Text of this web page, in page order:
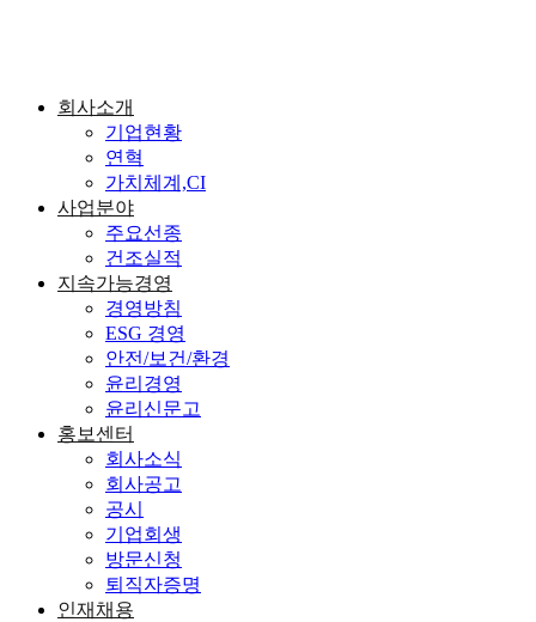
회사소개
기업현황
연혁
가치체계,CI
사업분야
주요선종
건조실적
지속가능경영
경영방침
ESG 경영
안전/보건/환경
윤리경영
윤리신문고
홍보센터
회사소식
회사공고
공시
기업회생
방문신청
퇴직자증명
인재채용